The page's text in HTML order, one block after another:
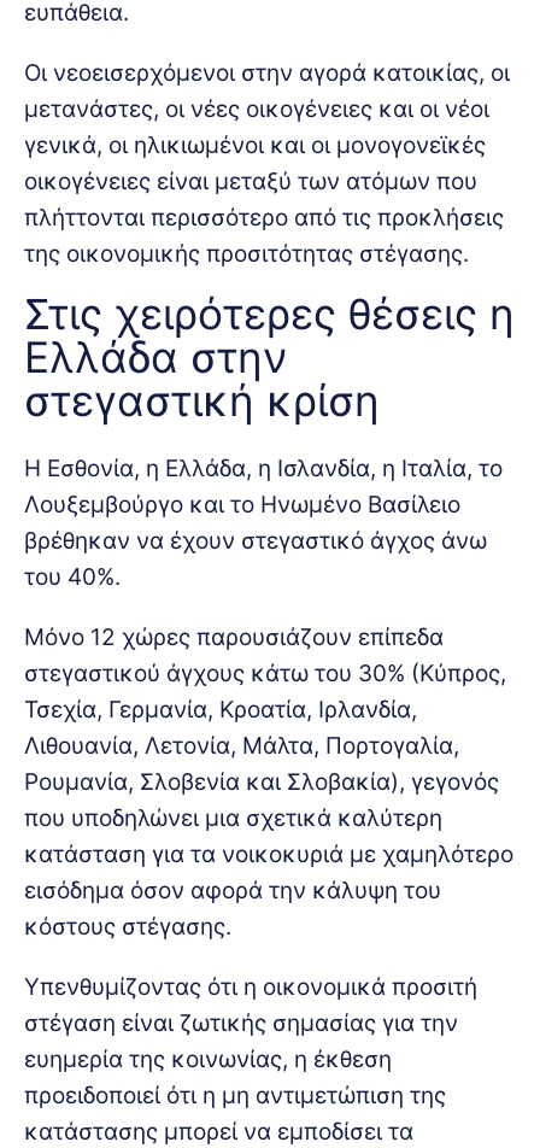
ευπάθεια.
Οι νεοεισερχόμενοι στην αγορά κατοικίας, οι
μετανάστες, οι νέες οικογένειες και οι νέοι
γενικά, οι ηλικιωμένοι και οι μονογονεϊκές
οικογένειες είναι μεταξύ των ατόμων που
πλήττονται περισσότερο από τις προκλήσεις
της οικονομικής προσιτότητας στέγασης.
Στις χειρότερες θέσεις η
Ελλάδα στην
στεγαστική κρίση
Η Εσθονία, η Ελλάδα, η Ισλανδία, η Ιταλία, το
Λουξεμβούργο και το Ηνωμένο Βασίλειο
βρέθηκαν να έχουν στεγαστικό άγχος άνω
του 40%.
Μόνο 12 χώρες παρουσιάζουν επίπεδα
στεγαστικού άγχους κάτω του 30% (Κύπρος,
Τσεχία, Γερμανία, Κροατία, Ιρλανδία,
Λιθουανία, Λετονία, Μάλτα, Πορτογαλία,
Ρουμανία, Σλοβενία και Σλοβακία), γεγονός
που υποδηλώνει μια σχετικά καλύτερη
κατάσταση για τα νοικοκυριά με χαμηλότερο
εισόδημα όσον αφορά την κάλυψη του
κόστους στέγασης.
Υπενθυμίζοντας ότι η οικονομικά προσιτή
στέγαση είναι ζωτικής σημασίας για την
ευημερία της κοινωνίας, η έκθεση
προειδοποιεί ότι η μη αντιμετώπιση της
κατάστασης μπορεί να εμποδίσει τα